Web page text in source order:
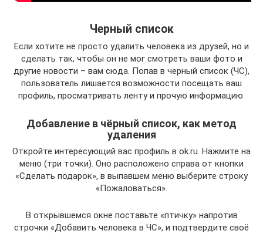
Черный список
Если хотите не просто удалить человека из друзей, но и
сделать так, чтобы он не мог смотреть ваши фото и
другие новости – вам сюда. Попав в черный список (ЧС),
пользователь лишается возможности посещать ваш
профиль, просматривать ленту и прочую информацию.
Добавление в чёрный список, как метод
удаления
Откройте интересующий вас профиль в ok.ru. Нажмите на
меню (три точки). Оно расположено справа от кнопки
«Сделать подарок», в выпавшем меню выберите строку
«Пожаловаться».
В открывшемся окне поставьте «птичку» напротив
строчки «Добавить человека в ЧС», и подтвердите своё